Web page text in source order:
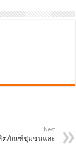
Next
ตภัณฑ์ชุมชนและ